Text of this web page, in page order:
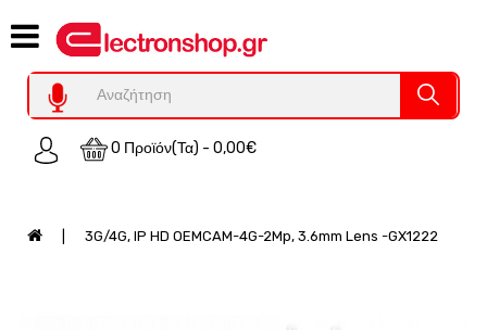
0 Προϊόν(τα) - 0,00€
Category
Υπολογιστες
REFURBISHED
Χειριστήρια
3G/4G, IP HD OEMCAM-4G-2Mp, 3.6mm Lens -GX1222